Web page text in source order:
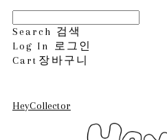
Search 검색
Log In
로그인
Cart 장바구니
HeyCollector